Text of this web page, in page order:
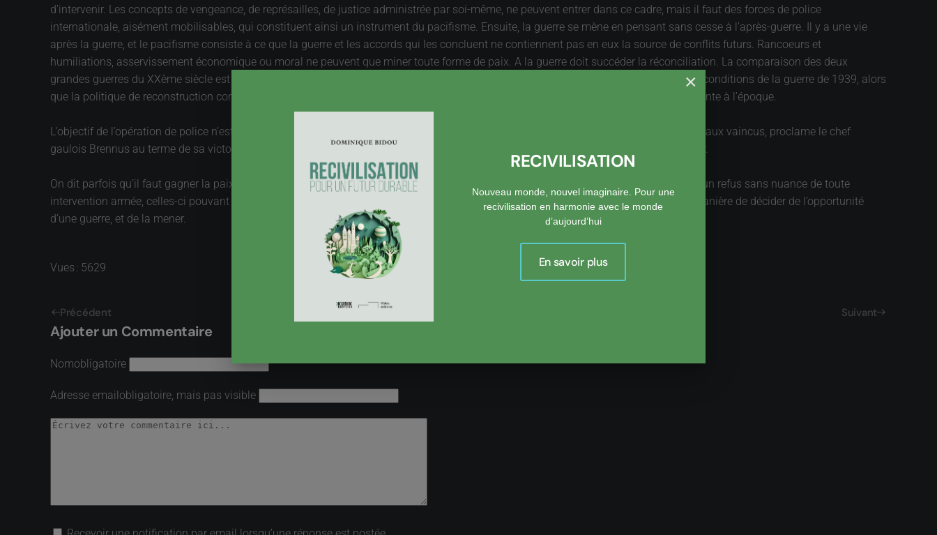
d’intervenir. Les concepts de vengeance, de représailles, de justice administrée par soi-même, ne peuvent entrer dans ce cadre, mais il faut des forces de police
internationale, aisément mobilisables, qui constituent ainsi un instrument du pacifisme. Ensuite, la guerre se mène en pensant sans cesse à l’après-guerre. Il y a une vie
après la guerre, et le pacifisme consiste à ce que la guerre et les accords qui les concluent ne contiennent pas en eux la source de conflits futurs. Rancoeurs et
humiliations, asservissement économique ou moral ne peuvent que miner toute forme de paix. A la guerre doit succéder la réconciliation. La comparaison des deux
grandes guerres du XXème siècle est éloquente à cet égard. Les sanctions et l’humiliation infligées à l’Allemagne en 1918 ont créé les conditions de la guerre de 1939, alors
que la politique de reconstruction commune mise en place en 1945 a assuré une paix durable en Europe, une paix qui n’était pas évidente à l’époque.
L’objectif de l’opération de police n’est donc pas la victoire d’un camp, mais l’éradication de facteurs de conflits. « Vae victis », malheur aux vaincus, proclame le chef
gaulois Brennus au terme de sa victoire à Rome, en 390 avant Jésus-christ. Quatre siècles plus tard, Vercingétorix n’a pas dû apprécier.
On dit parfois qu’il faut gagner la paix. Oui, mais c’est pendant la guerre que tout se joue. Le pacifisme moderne, « durable », n’est pas un refus sans nuance de toute
intervention armée, celles-ci pouvant constituer un recours ultime face à une situation que l’on n’aurait pas su éviter. C’est une autre manière de décider de l’opportunité
d’une guerre, et de la mener.
Vues : 5629
Précédent Suivant
Ajouter un Commentaire
Nomobligatoire
Adresse emailobligatoire, mais pas visible
×
RECIVILISATION
Nouveau monde, nouvel imaginaire. Pour une
recivilisation en harmonie avec le monde
d’aujourd’hui
En savoir plus